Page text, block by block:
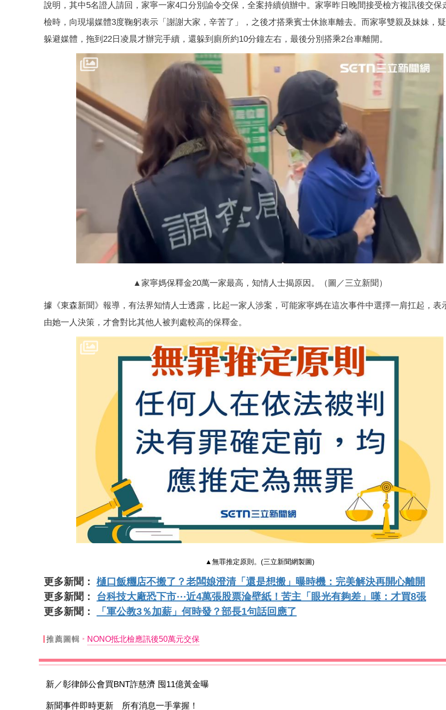
說明，其中5名證人請回，家寧一家4口分別諭令交保，全案持續偵辦中。家寧昨日晚間接受檢方複訊後交保
檢時，向現場媒體3度鞠躬表示「謝謝大家，辛苦了」，之後才搭乘賓士休旅車離去。而家寧雙親及妹妹，
躲避媒體，拖到22日凌晨才辦完手續，還躲到廁所約10分鐘左右，最後分別搭乘2台車離開。
▲家寧媽保釋金20萬一家最高，知情人士揭原因。（圖／三立新聞）
據《東森新聞》報導，有法界知情人士透露，比起一家人涉案，可能家寧媽在這次事件中選擇一肩扛起，表
由她一人決策，才會對比其他人被判處較高的保釋金。
▲無罪推定原則。(三立新聞網製圖)
更多新聞： 樋口飯糰店不搬了？老闆娘澄清「還是想搬」曝時機：完美解決再開心離開
更多新聞： 台科技大廠恐下市⋯近4萬張股票淪壁紙！苦主「眼光有夠差」嘆：才買8張
更多新聞：
「軍公教3％加薪」何時發？部長1句話回應了
推薦圖輯 NONO抵北檢應訊後50萬元交保
新／彰律師公會買BNT詐慈濟 囤11億黃金曝
新聞事件即時更新 所有消息一手掌握！